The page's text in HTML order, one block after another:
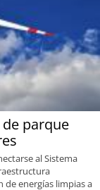
parque
al Sistema
de energías limpias a